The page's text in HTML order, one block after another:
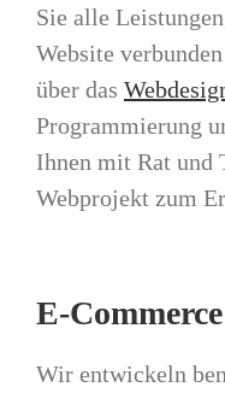
Sie alle
Website
über das
Programmierung
Ihnen mit Rat und
Webprojekt zum
E-Commerce
Wir entwickeln